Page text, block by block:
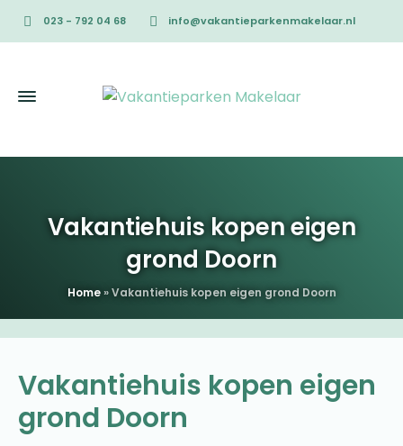
023 - 792 04 68 info@vakantieparkenmakelaar.nl
Vakantiehuis kopen eigen
grond Doorn
Home»Vakantiehuis kopen eigen grond Doorn
Vakantiehuis kopen eigen
grond Doorn